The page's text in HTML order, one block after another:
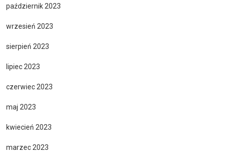
październik 2023
wrzesień 2023
sierpień 2023
lipiec 2023
czerwiec 2023
maj 2023
kwiecień 2023
marzec 2023